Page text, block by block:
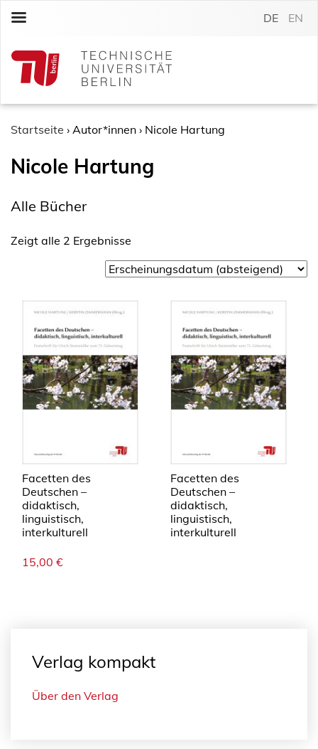
c
DE EN
Startseite › Autor*innen › Nicole Hartung
Nicole Hartung
Alle Bücher
Zeigt alle 2 Ergebnisse
Facetten des
Deutschen –
didaktisch,
linguistisch,
interkulturell
15,00 €
Facetten des
Deutschen –
didaktisch,
linguistisch,
interkulturell
Verlag kompakt
Über den Verlag